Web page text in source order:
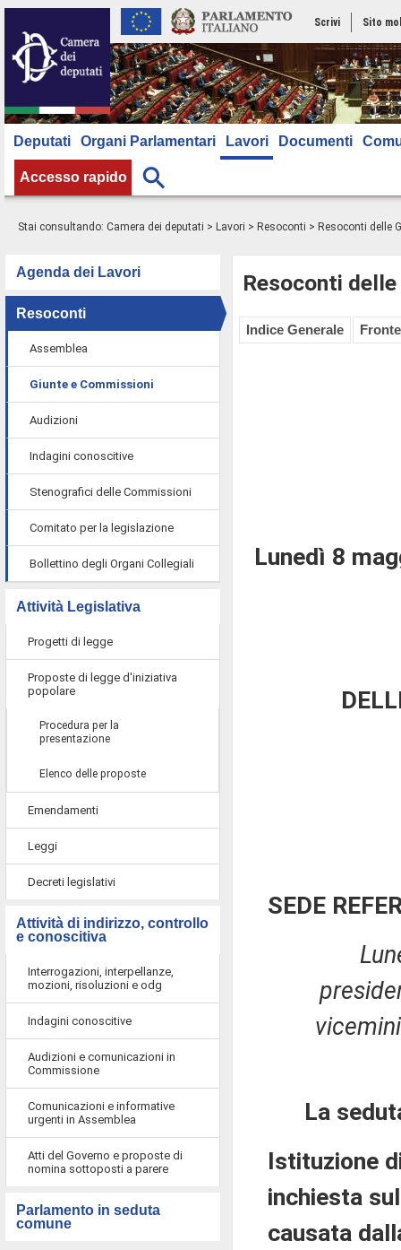
Scrivi Sito
Deputati Organi Parlamentari Lavori Documenti
Accesso rapido
Stai consultando: Camera dei deputati > Lavori > Resoconti > Resoconti delle
Agenda dei Lavori
Resoconti
Assemblea
Giunte e Commissioni
Audizioni
Indagini conoscitive
Stenografici delle Commissioni
Comitato per la legislazione
Bollettino degli Organi Collegiali
Attività Legislativa
Progetti di legge
Proposte di legge d'iniziativa
popolare
Procedura per la
presentazione
Elenco delle proposte
Emendamenti
Leggi
Decreti legislativi
Attività di indirizzo, controllo
e conoscitiva
Interrogazioni, interpellanze,
mozioni, risoluzioni e odg
Indagini conoscitive
Audizioni e comunicazioni in
Commissione
Comunicazioni e informative
urgenti in Assemblea
Atti del Governo e proposte di
nomina sottoposti a parere
Parlamento in seduta
comune
Resoconti
Indice Generale
Lunedì 8
SEDE
La
Istituzione
inchiesta
causata